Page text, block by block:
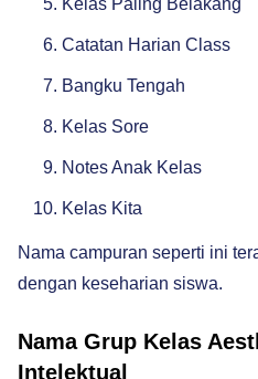
Kelas Paling Belakang
Catatan Harian Class
Bangku Tengah
Kelas Sore
Notes Anak Kelas
Kelas Kita
Nama campuran seperti ini
dengan keseharian siswa.
Nama Grup Kelas
Intelektual